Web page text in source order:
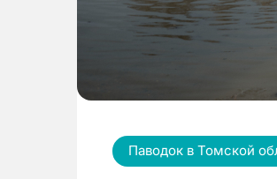
Паводок в Томской